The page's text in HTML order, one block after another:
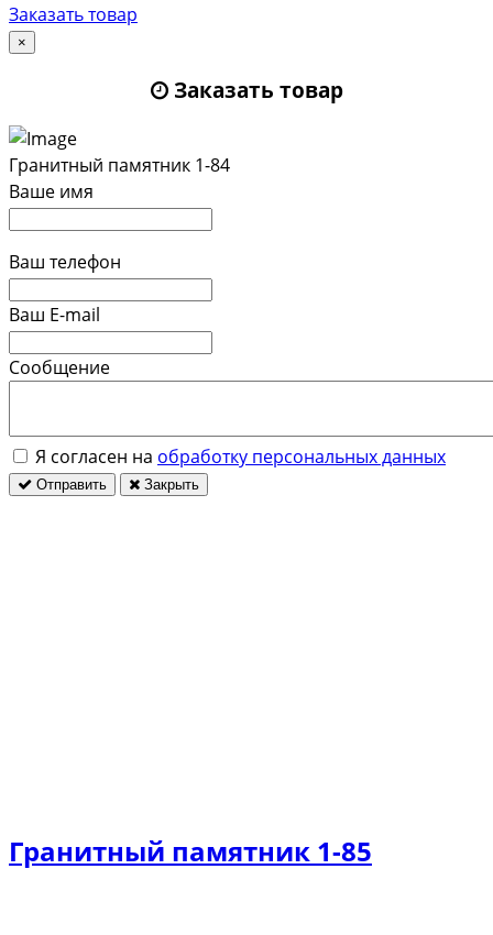
Заказать товар
×
Заказать товар
Гранитный памятник 1-84
Ваше имя
Ваш телефон
Ваш E-mail
Сообщение
Я согласен на обработку персональных данных
Отправить Закрыть
Гранитный памятник 1-85